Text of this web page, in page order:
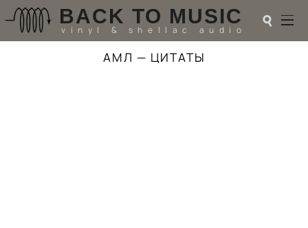
BACK TO MUSIC
vinyl & shellac audio ☌
АМЛ — ЦИТАТЫ